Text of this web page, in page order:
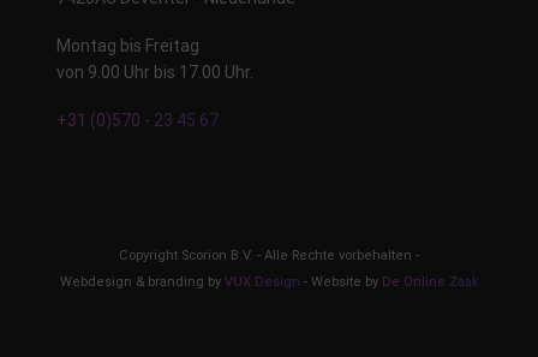
Montag bis Freitag
von 9.00 Uhr bis 17.00 Uhr.
+31 (0)570 - 23 45 67
Copyright Scorion B.V. - Alle Rechte vorbehalten -
Webdesign & branding by VUX Design - Website by De Online Zaak